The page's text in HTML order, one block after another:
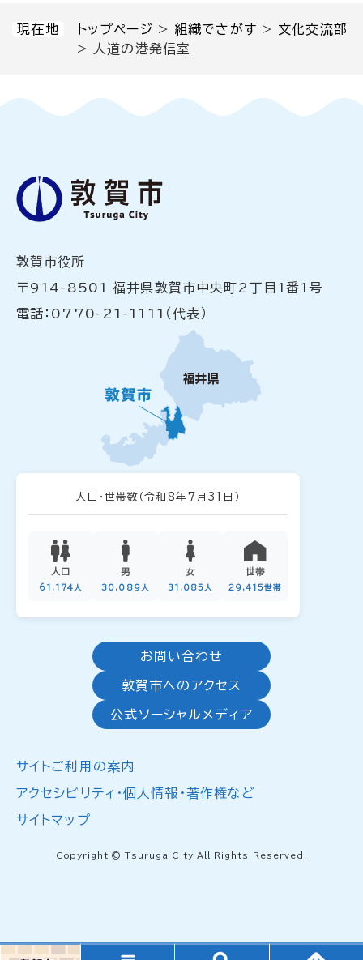
現在地 トップページ > 組織でさがす > 文化交流部
>
人道の港発信室
敦賀市役所
〒914-8501 福井県敦賀市中央町2丁目1番1号
電話：0770-21-1111（代表）
人口・世帯数 （令和8年7月31日）
人口
61,174人
男
30,089人
女
31,085人
世帯
29,415世帯
お問い合わせ
敦賀市へのアクセス
公式ソーシャルメディア
サイトご利用の案内
アクセシビリティ・個人情報・著作権など
サイトマップ
Copyright © Tsuruga City All Rights Reserved.